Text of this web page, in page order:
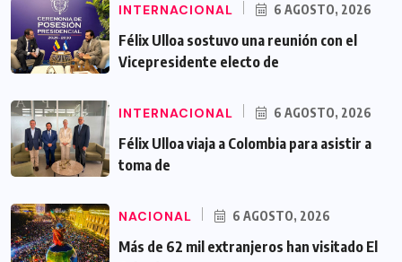
INTERNACIONAL 6 AGOSTO, 2026
Félix Ulloa sostuvo una reunión con el
Vicepresidente electo de
INTERNACIONAL 6 AGOSTO, 2026
Félix Ulloa viaja a Colombia para asistir a
toma de
NACIONAL 6 AGOSTO, 2026
Más de 62 mil extranjeros han visitado El